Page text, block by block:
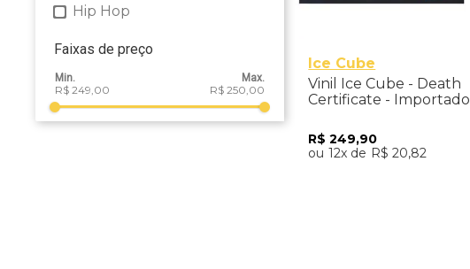
Hip Hop
Faixas de preço
R$ 249,00 R$ 250,00
Ice Cube
Vinil Ice Cube - Death
Certificate - Importado
R$ 249,90
12
R$ 20,82